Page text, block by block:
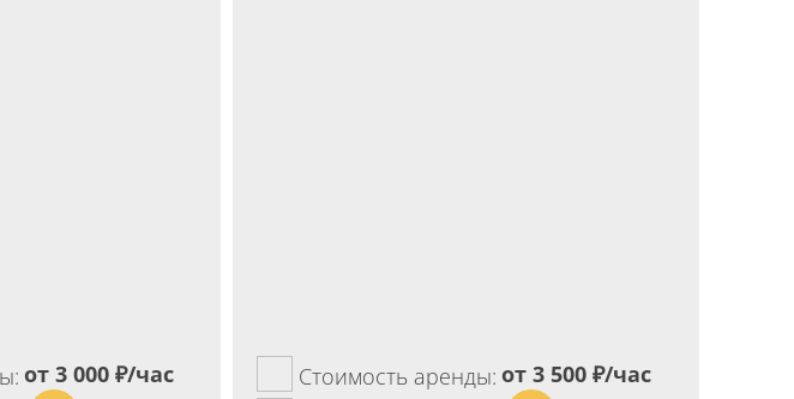
от 3 000 ₽/час
Стоимость аренды: от 3 500₽/час